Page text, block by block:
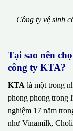
Công ty vệ sinh
Tại sao nên
công ty KTA?
KTA là một trong
phong phong trong
nghiệm 17 năm
như Vinamilk,